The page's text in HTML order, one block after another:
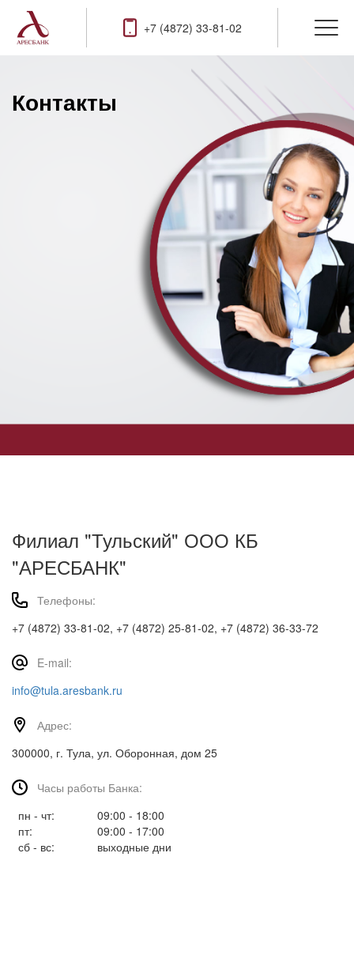
+7 (4872) 33-81-02
Контакты
Филиал "Тульский" ООО КБ
"АРЕСБАНК"
Телефоны:
+7 (4872) 33-81-02, +7 (4872) 25-81-02, +7 (4872) 36-33-72
E-mail:
info@tula.aresbank.ru
Адрес:
300000, г. Тула, ул. Оборонная, дом 25
Часы работы Банка:
пн - чт:
09:00 - 18:00
пт:
09:00 - 17:00
сб - вс:
выходные дни